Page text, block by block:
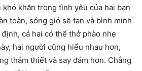
khăn trong tình yêu của hai bạn
toàn, sóng gió sẽ tan và bình minh
cả hai có thể thở phào nhẹ
hai người cũng hiểu nhau hơn,
thắm thiết và say đắm hơn. Chẳng